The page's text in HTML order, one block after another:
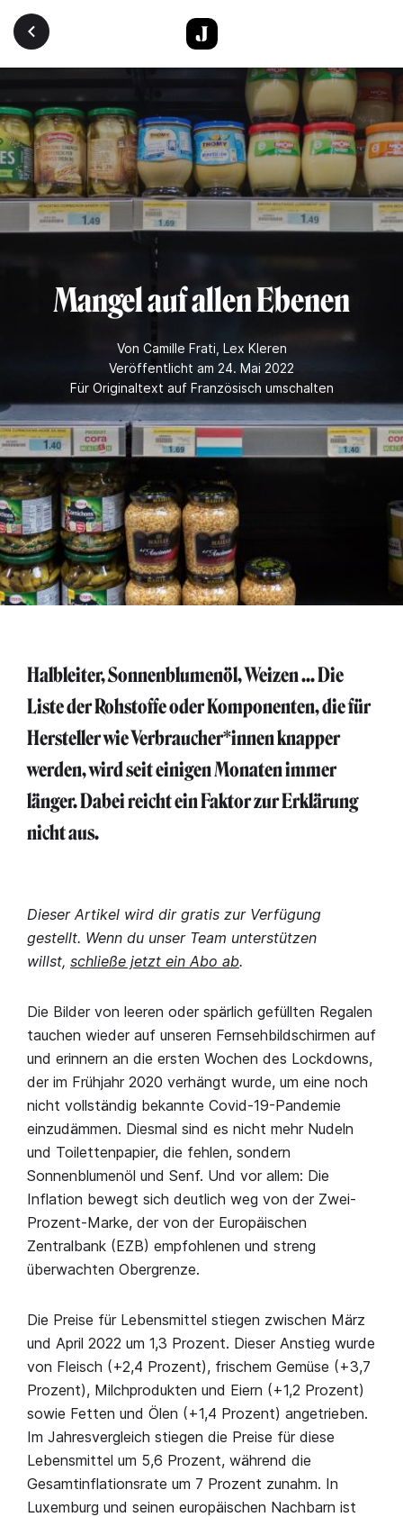
Direkt zum Inhalt
Mangel auf allen Ebenen
Von Camille Frati Lex Kleren
Veröffentlicht am 24. Mai 2022
Für Originaltext auf Französisch umschalten
Halbleiter, Sonnenblumenöl, Weizen ... Die
Liste der Rohstoffe oder Komponenten, die für
Hersteller wie Verbraucher*innen knapper
werden, wird seit einigen Monaten immer
länger. Dabei reicht ein Faktor zur Erklärung
nicht aus.
Dieser Artikel wird dir gratis zur Verfügung
gestellt. Wenn du unser Team unterstützen
willst, schließe jetzt ein Abo ab.
Die Bilder von leeren oder spärlich gefüllten Regalen
tauchen wieder auf unseren Fernsehbildschirmen auf
und erinnern an die ersten Wochen des Lockdowns,
der im Frühjahr 2020 verhängt wurde, um eine noch
nicht vollständig bekannte Covid-19-Pandemie
einzudämmen. Diesmal sind es nicht mehr Nudeln
und Toilettenpapier, die fehlen, sondern
Sonnenblumenöl und Senf. Und vor allem: Die
Inflation bewegt sich deutlich weg von der Zwei-
Prozent-Marke, der von der Europäischen
Zentralbank (EZB) empfohlenen und streng
überwachten Obergrenze.
Die Preise für Lebensmittel stiegen zwischen März
und April 2022 um 1,3 Prozent. Dieser Anstieg wurde
von Fleisch (+2,4 Prozent), frischem Gemüse (+3,7
Prozent), Milchprodukten und Eiern (+1,2 Prozent)
sowie Fetten und Ölen (+1,4 Prozent) angetrieben.
Im Jahresvergleich stiegen die Preise für diese
Lebensmittel um 5,6 Prozent, während die
Gesamtinflationsrate um 7 Prozent zunahm. In
Luxemburg und seinen europäischen Nachbarn ist